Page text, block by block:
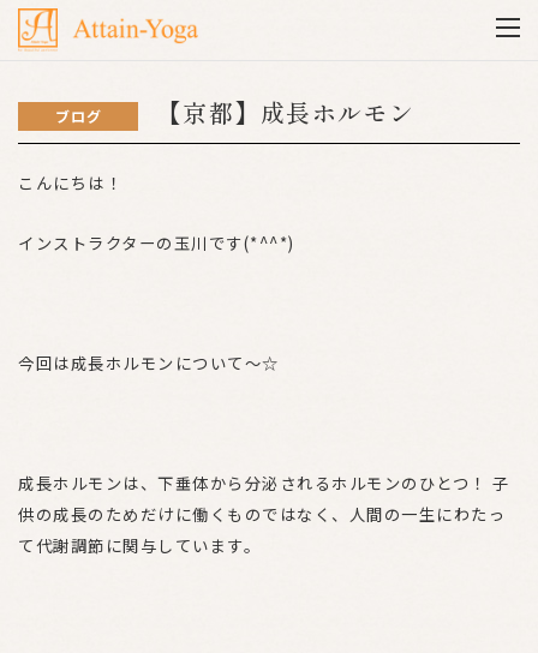
ブログ 【京都】成長ホルモン
こんにちは！
インストラクターの玉川です(*^^*)
今回は成長ホルモンについて〜☆
成長ホルモンは、下垂体から分泌されるホルモンのひとつ！ 子
供の成長のためだけに働くものではなく、人間の一生にわたっ
て代謝調節に関与しています。